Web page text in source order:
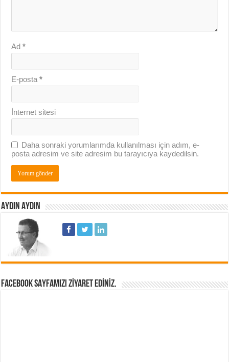
Ad*
E-posta*
İnternet sitesi
Daha sonraki yorumlarımda kullanılması için adım, e-
posta adresim ve site adresim bu tarayıcıya kaydedilsin.
AYDIN AYDIN
FACEBOOK SAYFAMIZI ZIYARET EDINIZ.